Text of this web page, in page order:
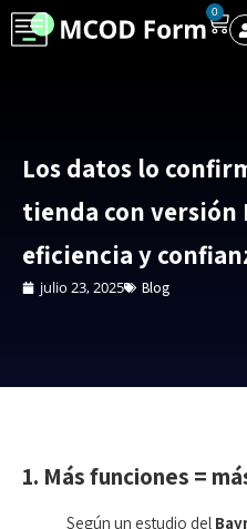
0
Los datos lo
tienda con versión
eficiencia y
julio 23, 2025 Blog
1. Más funciones =
Según un estudio del